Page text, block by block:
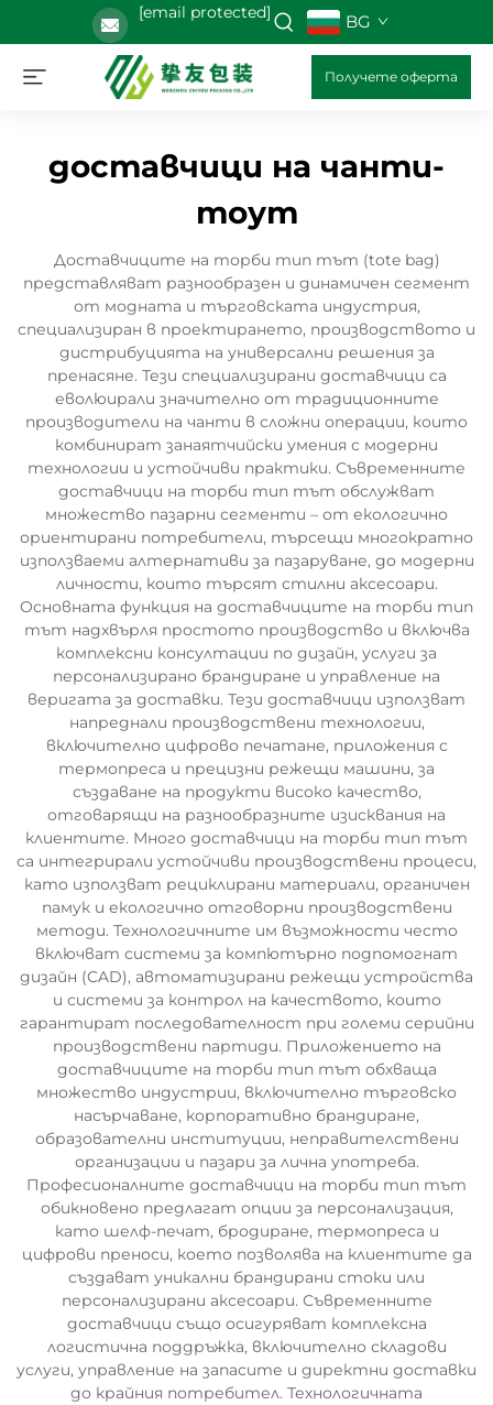
[email protected] BG
Получете оферта
доставчици на чанти-
тоут
Доставчиците на торби тип тът (tote bag)
представляват разнообразен и динамичен сегмент
от модната и търговската индустрия,
специализиран в проектирането, производството и
дистрибуцията на универсални решения за
пренасяне. Тези специализирани доставчици са
еволюирали значително от традиционните
производители на чанти в сложни операции, които
комбинират занаятчийски умения с модерни
технологии и устойчиви практики. Съвременните
доставчици на торби тип тът обслужват
множество пазарни сегменти – от екологично
ориентирани потребители, търсещи многократно
използваеми алтернативи за пазаруване, до модерни
личности, които търсят стилни аксесоари.
Основната функция на доставчиците на торби тип
тът надхвърля простото производство и включва
комплексни консултации по дизайн, услуги за
персонализирано брандиране и управление на
веригата за доставки. Тези доставчици използват
напреднали производствени технологии,
включително цифрово печатане, приложения с
термопреса и прецизни режещи машини, за
създаване на продукти високо качество,
отговарящи на разнообразните изисквания на
клиентите. Много доставчици на торби тип тът
са интегрирали устойчиви производствени процеси,
като използват рециклирани материали, органичен
памук и екологично отговорни производствени
методи. Технологичните им възможности често
включват системи за компютърно подпомогнат
дизайн (CAD), автоматизирани режещи устройства
и системи за контрол на качеството, които
гарантират последователност при големи серийни
производствени партиди. Приложението на
доставчиците на торби тип тът обхваща
множество индустрии, включително търговско
насърчаване, корпоративно брандиране,
образователни институции, неправителствени
организации и пазари за лична употреба.
Професионалните доставчици на торби тип тът
обикновено предлагат опции за персонализация,
като шелф-печат, бродиране, термопреса и
цифрови преноси, което позволява на клиентите да
създават уникални брандирани стоки или
персонализирани аксесоари. Съвременните
доставчици също осигуряват комплексна
логистична поддръжка, включително складови
услуги, управление на запасите и директни доставки
до крайния потребител. Технологичната